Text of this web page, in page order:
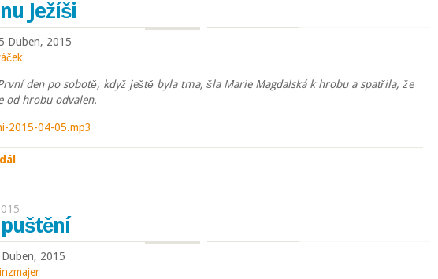
Ježíši
Duben, 2015
den po sobotě, když ještě byla tma, šla Marie Magdalská k hrobu a spatřila, že
od hrobu odvalen.
2015-04-05.mp3
2015